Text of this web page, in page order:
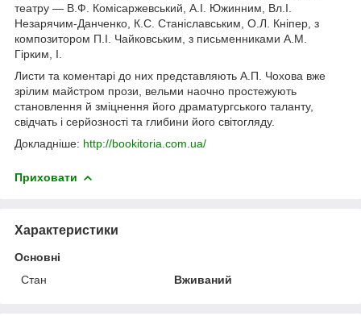
театру — В.Ф. Комісаржевський, А.І. Южинним, Вл.І.
Незарячим-Данченко, К.С. Станіславським, О.Л. Кніпер, з
композитором П.І. Чайковським, з письменниками А.М.
Гірким, І.
Листи та коментарі до них представляють А.П. Чохова вже
зрілим майстром прози, вельми наочно простежують
становлення й зміцнення його драматургського таланту,
свідчать і серйозності та глибини його світогляду.
Докладніше: http://bookitoria.com.ua/
Приховати
Характеристики
Основні
Стан
Вживаний